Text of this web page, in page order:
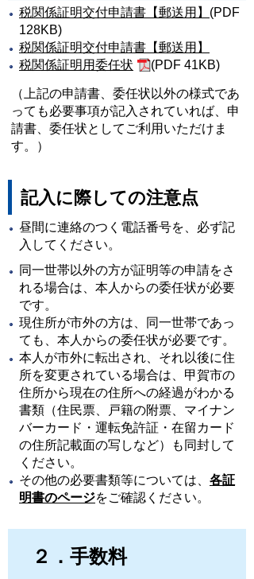
税関係証明交付申請書【郵送用】 (PDF
128KB)
税関係証明交付申請書【郵送用】
税関係証明用委任状
(PDF 41KB)
（上記の申請書、委任状以外の様式であ
っても必要事項が記入されていれば、申
請書、委任状としてご利用いただけま
す。）
記入に際しての注意点
昼間に連絡のつく電話番号を、必ず記
入してください。
同一世帯以外の方が証明等の申請をさ
れる場合は、本人からの委任状が必要
です。
現住所が市外の方は、同一世帯であっ
ても、本人からの委任状が必要です。
本人が市外に転出され、それ以後に住
所を変更されている場合は、甲賀市の
住所から現在の住所への経過がわかる
書類（住民票、戸籍の附票、マイナン
バーカード・運転免許証・在留カード
の住所記載面の写しなど）も同封して
ください。
その他の必要書類等については、 各証
明書のページをご確認ください。
２．手数料